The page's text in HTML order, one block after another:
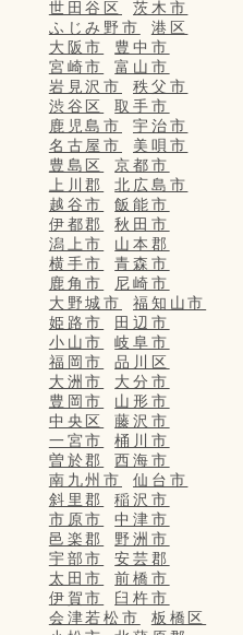
世田谷区
茨木市
ふじみ野市
港区
大阪市
豊中市
宮崎市
富山市
岩見沢市
秩父市
渋谷区
取手市
鹿児島市
宇治市
名古屋市
美唄市
豊島区
京都市
上川郡
北広島市
越谷市
飯能市
伊都郡
秋田市
潟上市
山本郡
横手市
青森市
鹿角市
尼崎市
大野城市
福知山市
姫路市
田辺市
小山市
岐阜市
福岡市
品川区
大洲市
大分市
豊岡市
山形市
中央区
藤沢市
一宮市
桶川市
曽於郡
西海市
南九州市
仙台市
斜里郡
稲沢市
市原市
中津市
邑楽郡
野洲市
宇部市
安芸郡
太田市
前橋市
伊賀市
臼杵市
会津若松市
板橋区